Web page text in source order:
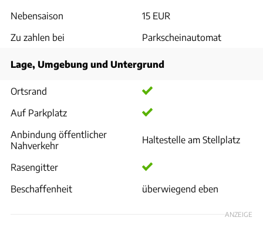
Nebensaison
15 EUR
Zu zahlen bei
Parkscheinautomat
Lage, Umgebung und Untergrund
Ortsrand
Auf Parkplatz
Anbindung öffentlicher
Nahverkehr
Haltestelle am Stellplatz
Rasengitter
Beschaffenheit
überwiegend eben
ANZEIGE